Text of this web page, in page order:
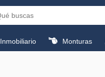
Inmobiliario Monturas